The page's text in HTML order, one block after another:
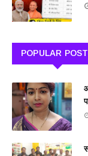
POPULAR